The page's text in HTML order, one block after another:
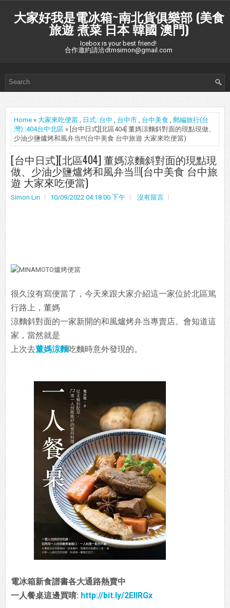
大家好我是電冰箱~南北貨俱樂部 (美食
旅遊 煮菜 日本 韓國 澳門)
Icebox is your best friend!
合作邀約請洽dtmsimon@gmail.com
Home » 大家來吃便當 , 日式::台中 , 台中市 , 台中美食 , 郵編旅行(台
灣)::404台中北區 » [台中日式][北區404] 董媽涼麵斜對面的現點現做、
少油少鹽爐烤和風弁当!!!(台中美食 台中旅遊 大家來吃便當)
[台中日式][北區404] 董媽涼麵斜對面的現點現
做、少油少鹽爐烤和風弁当!!!(台中美食 台中旅
遊 大家來吃便當)
Simon Lin 10/09/2022 04:18:00 下午 沒有留言
很久沒有寫便當了，今天來跟大家介紹這一家位於北區篤
行路上，董媽
涼麵斜對面的一家新開的和風爐烤弁当專賣店。會知道這
家，當然就是
上次去董媽涼麵吃麵時意外發現的。
電冰箱新食譜書各大通路熱賣中
一人餐桌這邊買唷: http://bit.ly/2EIIRGx